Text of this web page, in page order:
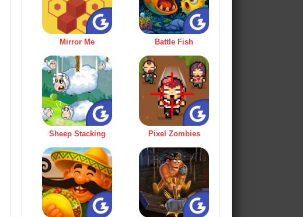
Mirror Me Battle Fish
Sheep Stacking Pixel Zombies